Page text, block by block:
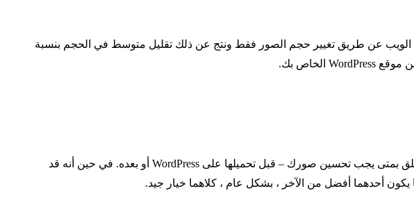
الويب عن طريق تغيير حجم الصور فقط ونتج عن ذلك تقليل متوسط ​​في الحجم بنسبة
هناك مدرستان فكريتان فيما يتعلق بمتى يجب تحسين صورك – قبل تحميلها على WordPress أو بعده. في حين أنه قد
أحدهما أفضل من الآخر ، بشكل عام ، كلاهما خيار جيد.